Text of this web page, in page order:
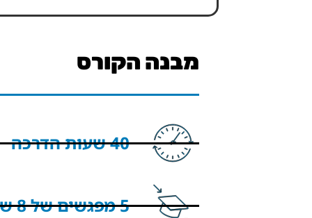
מבנה הקורס
40 שעות הדרכה
5 מפגשים של 8 שעות כ''א